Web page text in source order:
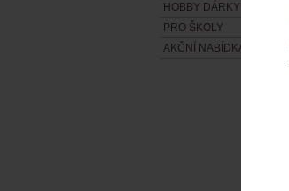
HOBBY DÁRKY
PRO ŠKOLY
AKČNÍ NABÍDKA